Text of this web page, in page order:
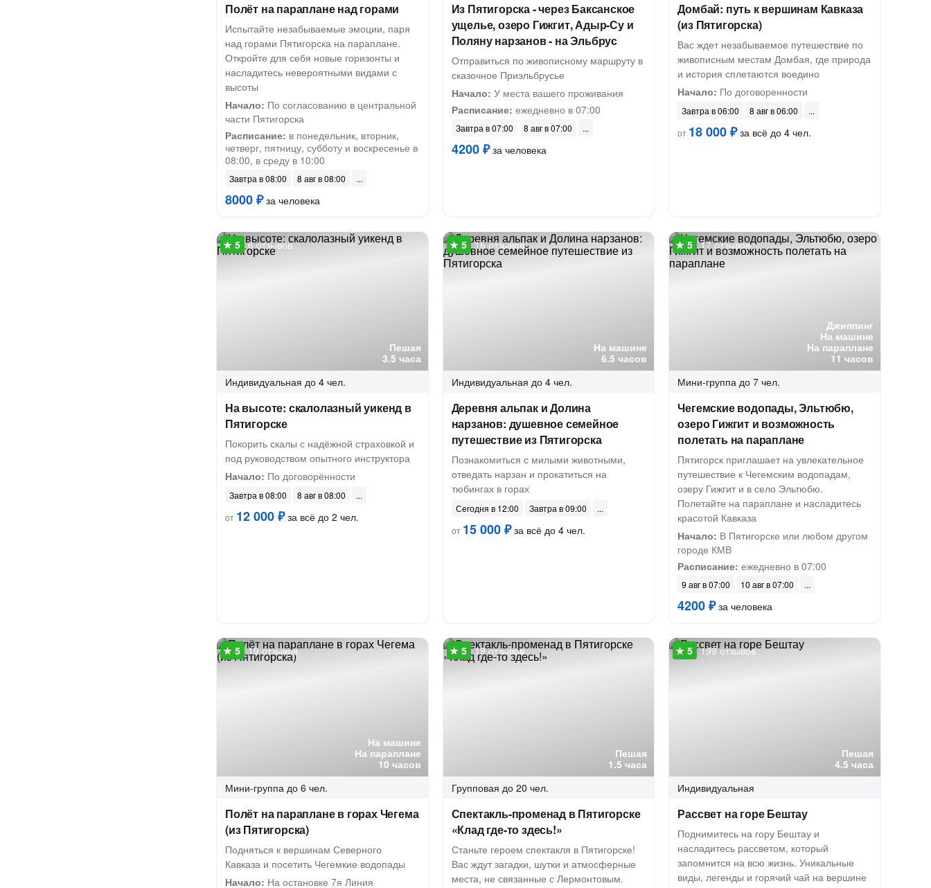
Полёт на параплане над горами
Испытайте незабываемые эмоции, паря
над горами Пятигорска на параплане.
Откройте для себя новые горизонты и
насладитесь невероятными видами с
высоты
Начало: По согласованию в центральной
части Пятигорска
Расписание: в понедельник, вторник,
четверг, пятницу, субботу и воскресенье в
08:00, в среду в 10:00
Завтра в 08:00 8 авг в 08:00
8000 ₽за человека
Из Пятигорска - через Баксанское
ущелье, озеро Гижгит, Адыр-Су и
Поляну нарзанов - на Эльбрус
Отправиться по живописному маршруту в
сказочное Приэльбрусье
Начало: У места вашего проживания
Расписание: ежедневно в 07:00
Завтра в 07:00 8 авг в 07:00
4200 ₽за человека
Домбай: путь к вершинам Кавказа
(из Пятигорска)
Вас ждет незабываемое путешествие по
живописным местам Домбая, где природа
и история сплетаются воедино
Начало: По договоренности
Завтра в 06:00
8 авг в 06:00
от 18 000 ₽за всё до 4 чел.
Пешая
3.5 часа
6 отзывов
Индивидуальная до 4 чел.
На высоте: скалолазный уикенд в
Пятигорске
Покорить скалы с надёжной страховкой и
под руководством опытного инструктора
Начало: По договорённости
Завтра в 08:00
8 авг в 08:00
от 12 000 ₽за всё до 2 чел.
На машине
6.5 часов
16 отзывов
Индивидуальная до 4 чел.
Деревня альпак и Долина
нарзанов: душевное семейное
путешествие из Пятигорска
Познакомиться с милыми животными,
отведать нарзан и прокатиться на
тюбингах в горах
Сегодня в 12:00
Завтра в 09:00
от 15 000 ₽за всё до 4 чел.
Джиппинг
На машине
На параплане
11 часов
17 отзывов
Мини-группа до 7 чел.
Чегемские водопады, Эльтюбю,
озеро Гижгит и возможность
полетать на параплане
Пятигорск приглашает на увлекательное
путешествие к Чегемским водопадам,
озеру Гижгит и в село Эльтюбю.
Полетайте на параплане и насладитесь
красотой Кавказа
Начало: В Пятигорске или любом другом
городе КМВ
Расписание: ежедневно в 07:00
9 авг в 07:00 10 авг в 07:00
4200 ₽за человека
На машине
На параплане
10 часов
19 отзывов
Мини-группа до 6 чел.
Полёт на параплане в горах Чегема
(из Пятигорска)
Подняться к вершинам Северного
Кавказа и посетить Чегемкие водопады
Начало: На остановке 7я Линия
Пешая
1.5 часа
19 отзывов
Групповая до 20 чел.
Спектакль-променад в Пятигорске
«Клад где-то здесь!»
Станьте героем спектакля в Пятигорске!
Вас ждут загадки, шутки и атмосферные
места, не связанные с Лермонтовым.
Пешая
4.5 часа
199 отзывов
Индивидуальная
Рассвет на горе Бештау
Поднимитесь на гору Бештау и
насладитесь рассветом, который
запомнится на всю жизнь. Уникальные
виды, легенды и горячий чай на вершине